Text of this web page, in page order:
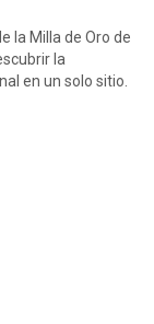
la Milla de Oro de
la
en un solo sitio.